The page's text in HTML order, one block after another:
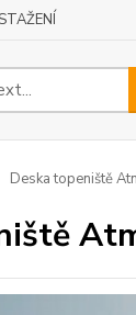
Deska topeniště